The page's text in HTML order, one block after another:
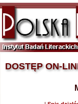
DOSTĘP ON-